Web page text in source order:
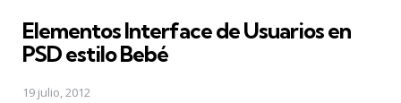
Elementos Interface de Usuarios en
PSD estilo Bebé
19 julio, 2012